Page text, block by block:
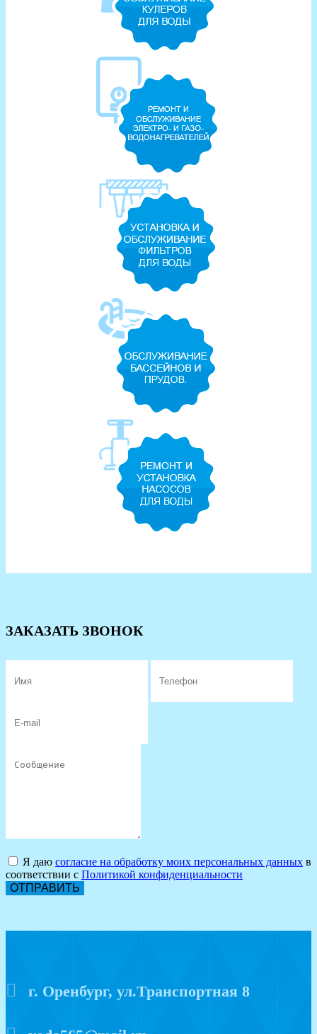
ЗАКАЗАТЬ ЗВОНОК
Я даю согласие на обработку моих персональных данных в
соответствии с Политикой конфиденциальности
ОТПРАВИТЬ
г. Оренбург, ул.Транспортная 8